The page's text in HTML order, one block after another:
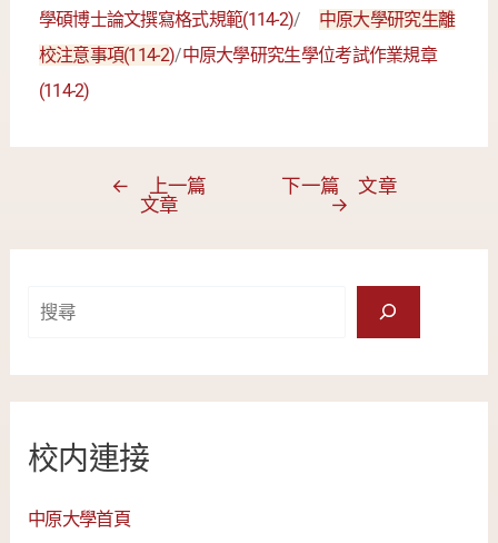
學碩博士論文撰寫格式規範(114-2)/ 中原大學研究生離
校注意事項(114-2)/中原大學研究生學位考試作業規章
(114-2)
← 上一篇
文章
下一篇 文章
→
校内連接
中原大學首頁